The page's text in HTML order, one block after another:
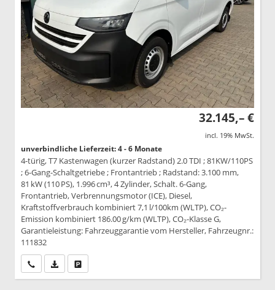
32.145,– €
incl. 19% MwSt.
unverbindliche Lieferzeit: 4 - 6 Monate
4-türig, T7 Kastenwagen (kurzer Radstand) 2.0 TDI ; 81KW/110PS
; 6-Gang-Schaltgetriebe ; Frontantrieb ; Radstand: 3.100 mm,
81 kW (110 PS), 1.996 cm³, 4 Zylinder, Schalt. 6-Gang,
Frontantrieb, Verbrennungsmotor (ICE), Diesel,
Kraftstoffverbrauch kombiniert 7,1 l/100km (WLTP), CO₂-
Emission kombiniert 186.00 g/km (WLTP), CO₂-Klasse G,
Garantieleistung: Fahrzeuggarantie vom Hersteller, Fahrzeugnr.:
111832
Wir rufen Sie anPDF-Datei, Fahrzeugexposé drucken